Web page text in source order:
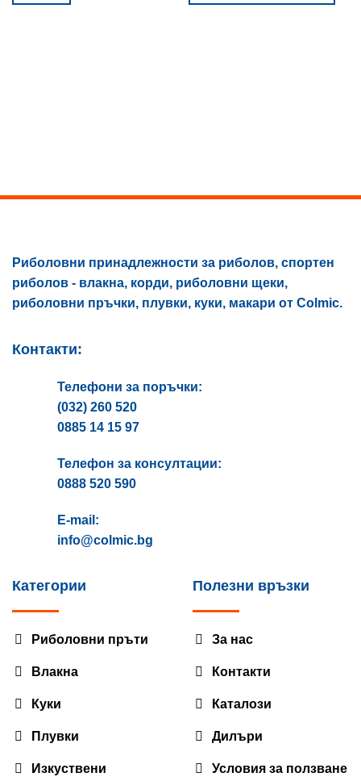
the
Риболовни принадлежности за риболов, спортен
риболов - влакна, корди, риболовни щеки,
риболовни пръчки, плувки, куки, макари от Colmic.
Контакти:
Телефони за поръчки:
(032) 260 520
0885 14 15 97
Телефон за консултации:
0888 520 590
E-mail:
info@colmic.bg
Категории
Риболовни пръти
Влакна
Куки
Плувки
Изкуствени
Полезни връзки
За нас
Контакти
Каталози
Дилъри
Условия за ползване